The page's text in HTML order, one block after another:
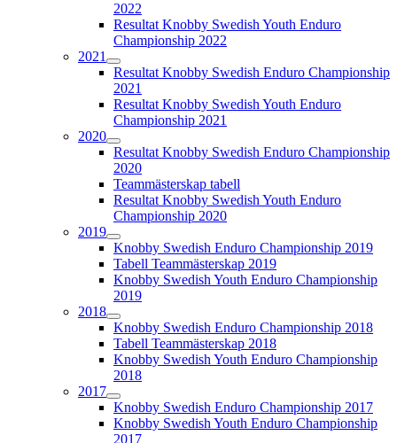
2022
Resultat Knobby Swedish Youth Enduro
Championship 2022
2021
Resultat Knobby Swedish Enduro Championship
2021
Resultat Knobby Swedish Youth Enduro
Championship 2021
2020
Resultat Knobby Swedish Enduro Championship
2020
Teammästerskap tabell
Resultat Knobby Swedish Youth Enduro
Championship 2020
2019
Knobby Swedish Enduro Championship 2019
Tabell Teammästerskap 2019
Knobby Swedish Youth Enduro Championship
2019
2018
Knobby Swedish Enduro Championship 2018
Tabell Teammästerskap 2018
Knobby Swedish Youth Enduro Championship
2018
2017
Knobby Swedish Enduro Championship 2017
Knobby Swedish Youth Enduro Championship
2017